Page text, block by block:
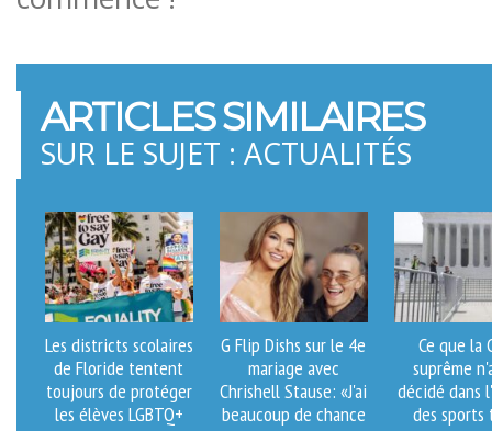
ARTICLES SIMILAIRES
SUR LE SUJET : ACTUALITÉS
Les districts scolaires
de Floride tentent
toujours de protéger
les élèves LGBTQ+
G Flip Dishs sur le 4e
mariage avec
Chrishell Stause: «J'ai
beaucoup de chance
Ce que la
suprême
décidé dans
des sports